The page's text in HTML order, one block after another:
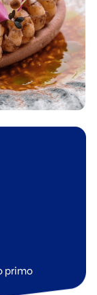
primo